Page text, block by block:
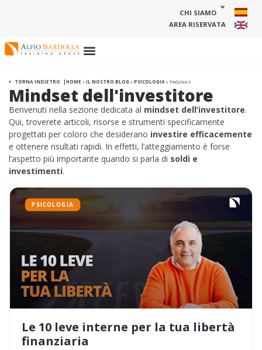
CHI SIAMO
AREA RISERVATA
TORNA INDIETRO HOME »IL NOSTRO BLOG »PSICOLOGIA » PAGINA 9
Mindset dell'investitore
Benvenuti nella sezione dedicata al mindset dell’investitore.
Qui, troverete articoli, risorse e strumenti specificamente
progettati per coloro che desiderano investire efficacemente
e ottenere risultati rapidi. In effetti, l’atteggiamento è forse
l’aspetto più importante quando si parla di soldi e
investimenti.
PSICOLOGIA
Le 10 leve interne per la tua libertà
finanziaria